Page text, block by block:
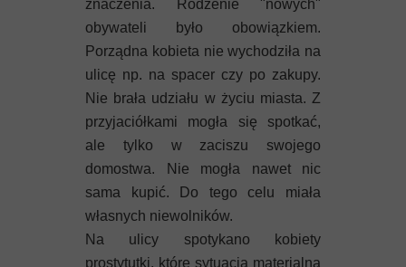
znaczenia. Rodzenie "nowych"
obywateli było obowiązkiem.
Porządna kobieta nie wychodziła na
ulicę np. na spacer czy po zakupy.
Nie brała udziału w życiu miasta. Z
przyjaciółkami mogła się spotkać,
ale tylko w zaciszu swojego
domostwa. Nie mogła nawet nic
sama kupić. Do tego celu miała
własnych niewolników.
Na ulicy spotykano kobiety
prostytutki, które sytuacja materialna